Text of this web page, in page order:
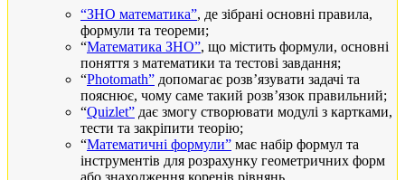
“ЗНО математика”, де зібрані основні правила,
формули та теореми;
“Математика ЗНО”, що містить формули, основні
поняття з математики та тестові завдання;
“Photomath” допомагає розв’язувати задачі та
пояснює, чому саме такий розв’язок правильний;
“Quizlet” дає змогу створювати модулі з картками,
тести та закріпити теорію;
“Математичні формули” має набір формул та
інструментів для розрахунку геометричних форм
або знаходження коренів рівнянь.